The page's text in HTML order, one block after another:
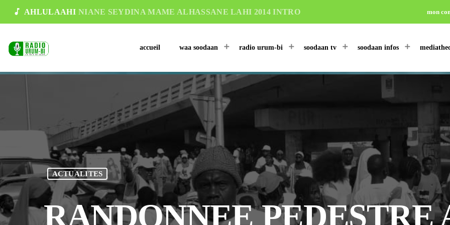
music_note AHLULAAHI NIANE SEYDINA MAME ALHASSANE LAHI 2014 INTRO mon
accueil waa soodaan radio urum-bi soodaan tv soodaan infos
ACTUALITES
RANDONNEE PEDESTRE